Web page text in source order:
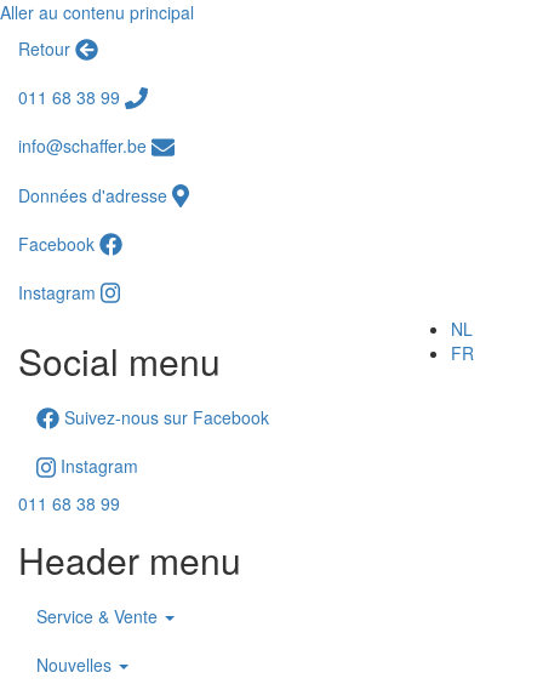
Aller au contenu principal
Retour
011 68 38 99
info@schaffer.be
Données d'adresse
Facebook
Instagram
Social menu
Suivez-nous sur Facebook
Instagram
011 68 38 99
Header menu
Service & Vente
Nouvelles
NL
FR